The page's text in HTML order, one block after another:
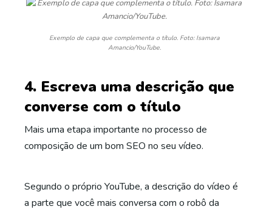
Exemplo de capa que complementa o título. Foto: Isamara
Amancio/YouTube.
4. Escreva uma descrição que
converse com o título
Mais uma etapa importante no processo de
composição de um bom SEO no seu vídeo.
Segundo o próprio YouTube, a descrição do vídeo é
a parte que você mais conversa com o robô da